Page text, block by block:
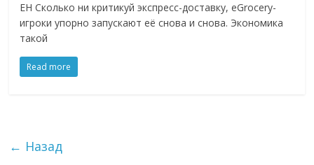
EH Сколько ни критикуй экспресс-доставку, eGrocery-
игроки упорно запускают её снова и снова. Экономика
такой
Read more
← Назад